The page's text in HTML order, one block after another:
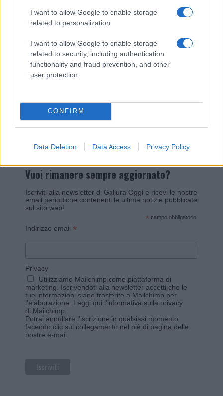
I want to allow Google to enable storage
related to personalization.
I want to allow Google to enable storage
related to security, including authentication
functionality and fraud prevention, and other
user protection.
CONFIRM
Data Deletion Data Access Privacy Policy
Giovannimaria Cabras
Invia un Comunicato Stampa
Vuoi rimanere sempre aggiornato?
Iscriviti alla newsletter di Gallura Oggi e ricevi le nostre
email periodiche contenenti le ultime notizie pubblicate
sul sito web!
* campo obbligatorio
Indirizzo email *
Privacy
Utilizziamo Mailchimp come piattaforma di
marketing. Iscrivendoti alla newsletter accetti che le
tue informazioni siano trasferite a Mailchimp per
l'elaborazione. Leggi qui l'informativa sulla privacy
di Mailchimp
Potrai annullare l'iscrizione in qualsiasi momento
facendo clic sul collegamento nel piè di pagina delle
nostre e-mail.